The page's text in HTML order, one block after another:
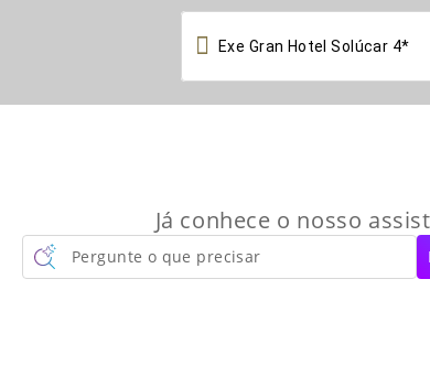

Já conhece o nosso
Pergunte o que precisar